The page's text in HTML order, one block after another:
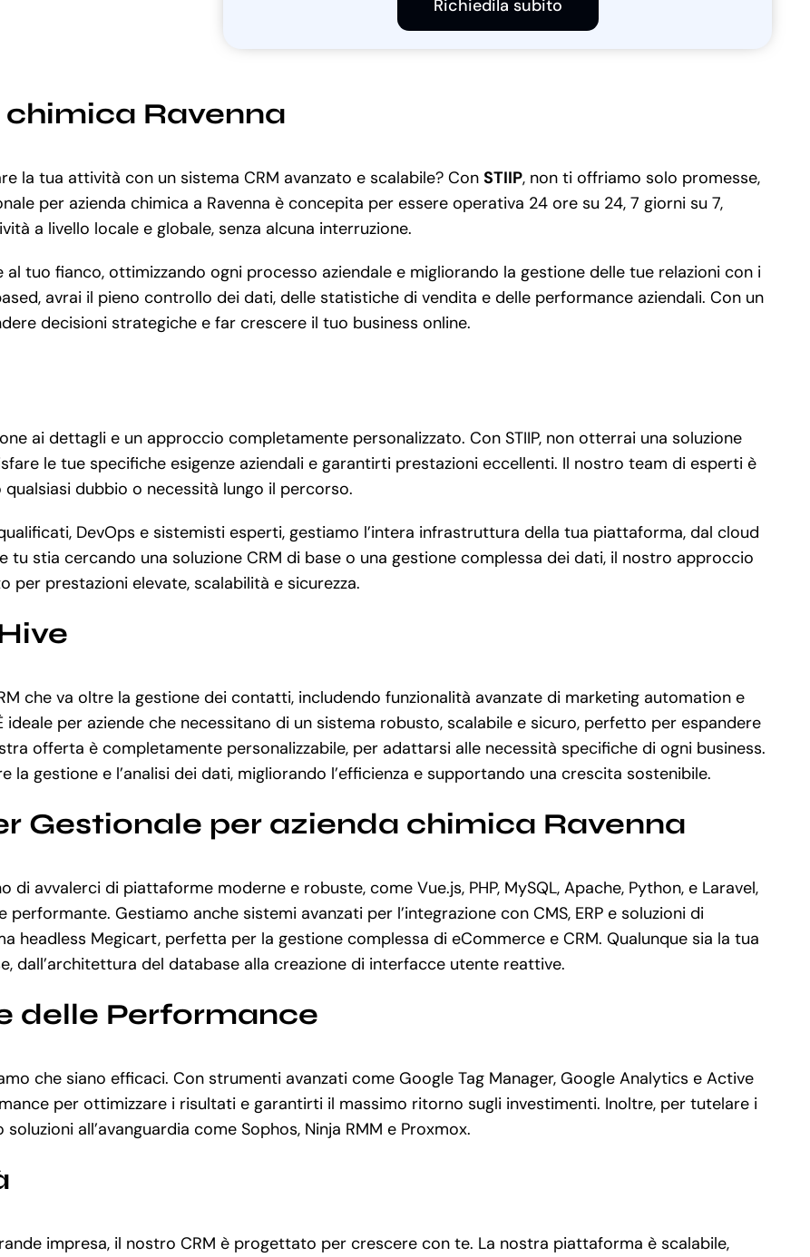
Richiedila subito
Ravenna
la tua attività con un sistema CRM avanzato e scalabile? Con STIIP, non ti offriamo solo promesse,
per azienda chimica a Ravenna è concepita per essere operativa 24 ore su 24, 7 giorni su 7,
a livello locale e globale, senza alcuna interruzione.
tuo fianco, ottimizzando ogni processo aziendale e migliorando la gestione delle tue relazioni con i
avrai il pieno controllo dei dati, delle statistiche di vendita e delle performance aziendali. Con un
decisioni strategiche e far crescere il tuo business online.
ai dettagli e un approccio completamente personalizzato. Con STIIP, non otterrai una soluzione
le tue specifiche esigenze aziendali e garantirti prestazioni eccellenti. Il nostro team di esperti è
dubbio o necessità lungo il percorso.
DevOps e sistemisti esperti, gestiamo l’intera infrastruttura della tua piattaforma, dal cloud
tu stia cercando una soluzione CRM di base o una gestione complessa dei dati, il nostro approccio
prestazioni elevate, scalabilità e sicurezza.
che va oltre la gestione dei contatti, includendo funzionalità avanzate di marketing automation e
ideale per aziende che necessitano di un sistema robusto, scalabile e sicuro, perfetto per espandere
offerta è completamente personalizzabile, per adattarsi alle necessità specifiche di ogni business.
gestione e l’analisi dei dati, migliorando l’efficienza e supportando una crescita sostenibile.
Gestionale per azienda chimica Ravenna
avvalerci di piattaforme moderne e robuste, come Vue.js, PHP, MySQL, Apache, Python, e Laravel,
Gestiamo anche sistemi avanzati per l’integrazione con CMS, ERP e soluzioni di
headless Megicart, perfetta per la gestione complessa di eCommerce e CRM. Qualunque sia la tua
dall’architettura del database alla creazione di interfacce utente reattive.
delle Performance
che siano efficaci. Con strumenti avanzati come Google Tag Manager, Google Analytics e Active
per ottimizzare i risultati e garantirti il massimo ritorno sugli investimenti. Inoltre, per tutelare i
all’avanguardia come Sophos, Ninja RMM e Proxmox.
impresa, il nostro CRM è progettato per crescere con te. La nostra piattaforma è scalabile,